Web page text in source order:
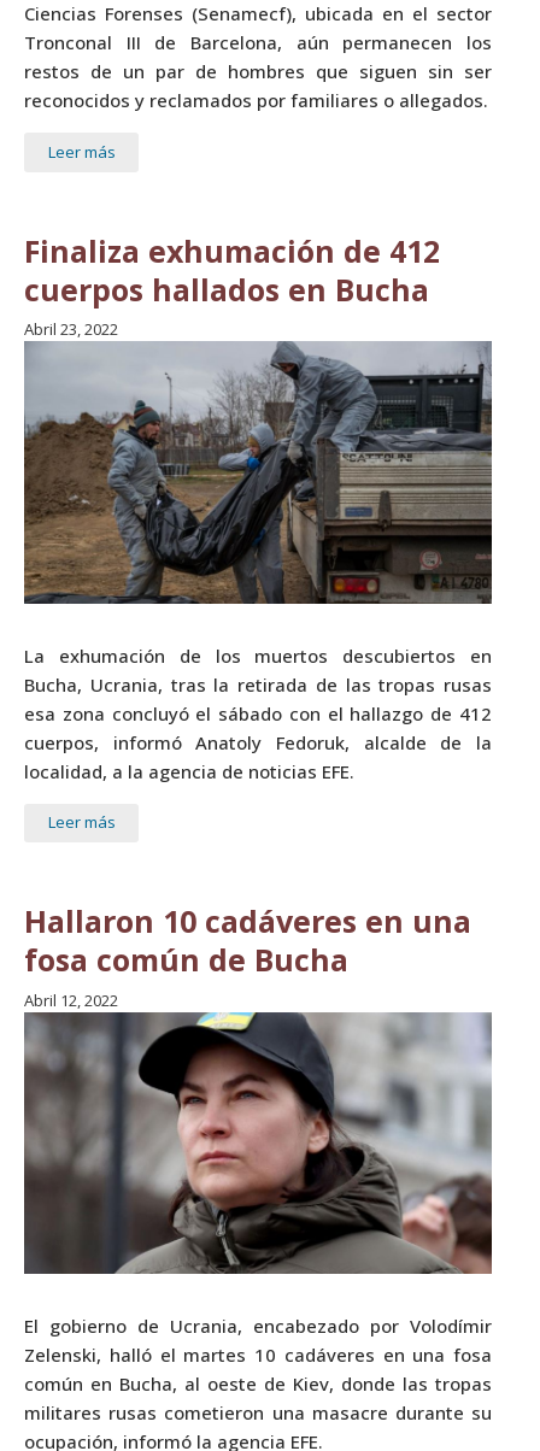
Ciencias Forenses (Senamecf), ubicada en el sector
Tronconal III de Barcelona, aún permanecen los
restos de un par de hombres que siguen sin ser
reconocidos y reclamados por familiares o allegados.
Leer más
Finaliza exhumación de 412
cuerpos hallados en Bucha
Abril 23, 2022
La exhumación de los muertos descubiertos en
Bucha, Ucrania, tras la retirada de las tropas rusas
esa zona concluyó el sábado con el hallazgo de 412
cuerpos, informó Anatoly Fedoruk, alcalde de la
localidad, a la agencia de noticias EFE.
Leer más
Hallaron 10 cadáveres en una
fosa común de Bucha
Abril 12, 2022
El gobierno de Ucrania, encabezado por Volodímir
Zelenski, halló el martes 10 cadáveres en una fosa
común en Bucha, al oeste de Kiev, donde las tropas
militares rusas cometieron una masacre durante su
ocupación, informó la agencia EFE.